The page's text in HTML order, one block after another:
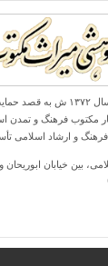
مؤسسه پژوهشی میراث مكتوب
مكتوب فرهنگ و تمدن
و ارشاد اسلامی
بین خیابان ابوریحان